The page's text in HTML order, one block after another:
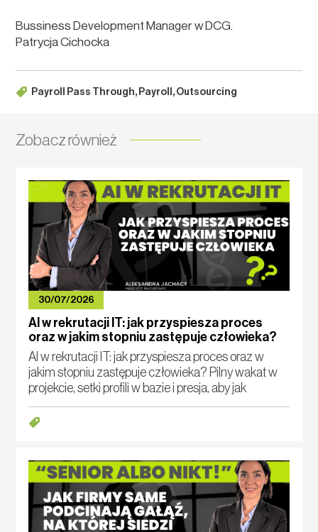
Bussiness Development Manager w DCG.
Patrycja Cichocka
Payroll Pass Through, Payroll, Outsourcing
Zobacz również
30/07/2026
AI w rekrutacji IT: jak przyspiesza proces
oraz w jakim stopniu zastępuje człowieka?
AI w rekrutacji IT: jak przyspiesza proces oraz w
jakim stopniu zastępuje człowieka? Pilny wakat w
projekcie, setki profili w bazie i presja, aby jak
najszybciej przedstawić właściwych specjalistów.
W takich warunkach agencja rekr